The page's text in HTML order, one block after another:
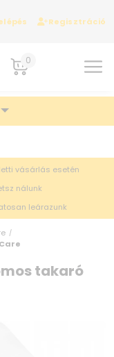
Regisztráció
0
vásárlás esetén
nálunk
leárazunk
/
takaró